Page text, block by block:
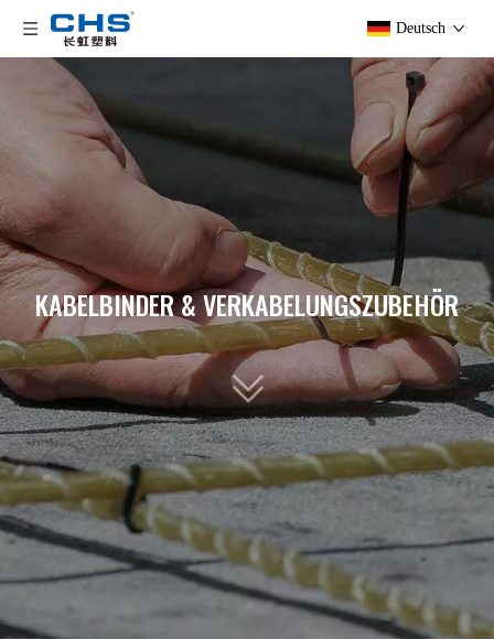
Deutsch
KABELBINDER & VERKABELUNGSZUBEHÖR